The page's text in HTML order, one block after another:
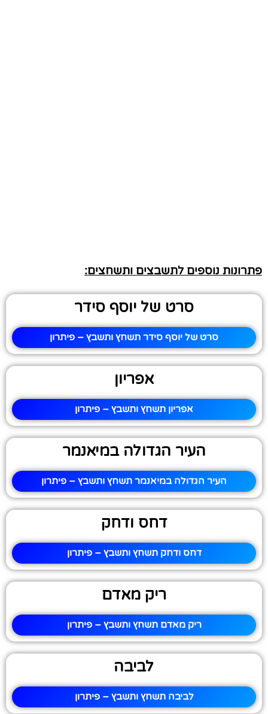
פתרונות נוספים לתשבצים ותשחצים:
סרט של יוסף סידר
סרט של יוסף סידר תשחץ ותשבץ – פיתרון
אפריון
אפריון תשחץ ותשבץ – פיתרון
העיר הגדולה במיאנמר
העיר הגדולה במיאנמר תשחץ ותשבץ – פיתרון
דחס ודחק
דחס ודחק תשחץ ותשבץ – פיתרון
ריק מאדם
ריק מאדם תשחץ ותשבץ – פיתרון
לביבה
לביבה תשחץ ותשבץ – פיתרון